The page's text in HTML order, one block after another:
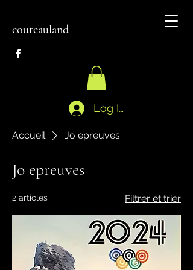
couteauland
Log In
Accueil Jo epreuves
Jo epreuves
2 articles Filtrer et trier